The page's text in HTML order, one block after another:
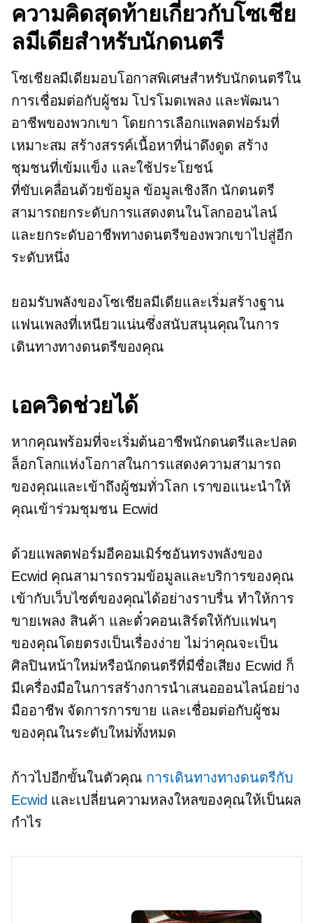
ความคิดสุดท้ายเกี่ยวกับโซเชีย
ลมีเดียสำหรับนักดนตรี
โซเชียลมีเดียมอบโอกาสพิเศษสำหรับนักดนตรีใน
การเชื่อมต่อกับผู้ชม โปรโมตเพลง และพัฒนา
อาชีพของพวกเขา โดยการเลือกแพลตฟอร์มที่
เหมาะสม สร้างสรรค์เนื้อหาที่น่าดึงดูด สร้าง
ชุมชนที่เข้มแข็ง และใช้ประโยชน์
ที่ขับเคลื่อนด้วยข้อมูล ข้อมูลเชิงลึก นักดนตรี
สามารถยกระดับการแสดงตนในโลกออนไลน์
และยกระดับอาชีพทางดนตรีของพวกเขาไปสู่อีก
ระดับหนึ่ง
ยอมรับพลังของโซเชียลมีเดียและเริ่มสร้างฐาน
แฟนเพลงที่เหนียวแน่นซึ่งสนับสนุนคุณในการ
เดินทางทางดนตรีของคุณ
เอควิดช่วยได้
หากคุณพร้อมที่จะเริ่มต้นอาชีพนักดนตรีและปลด
ล็อกโลกแห่งโอกาสในการแสดงความสามารถ
ของคุณและเข้าถึงผู้ชมทั่วโลก เราขอแนะนำให้
คุณเข้าร่วมชุมชน Ecwid
ด้วยแพลตฟอร์มอีคอมเมิร์ซอันทรงพลังของ
Ecwid คุณสามารถรวมข้อมูลและบริการของคุณ
เข้ากับเว็บไซต์ของคุณได้อย่างราบรื่น ทำให้การ
ขายเพลง สินค้า และตั๋วคอนเสิร์ตให้กับแฟนๆ
ของคุณโดยตรงเป็นเรื่องง่าย ไม่ว่าคุณจะเป็น
ศิลปินหน้าใหม่หรือนักดนตรีที่มีชื่อเสียง Ecwid ก็
มีเครื่องมือในการสร้างการนำเสนอออนไลน์อย่าง
มืออาชีพ จัดการการขาย และเชื่อมต่อกับผู้ชม
ของคุณในระดับใหม่ทั้งหมด
ก้าวไปอีกขั้นในตัวคุณ การเดินทางทางดนตรีกับ
Ecwid และเปลี่ยนความหลงใหลของคุณให้เป็นผล
กำไร